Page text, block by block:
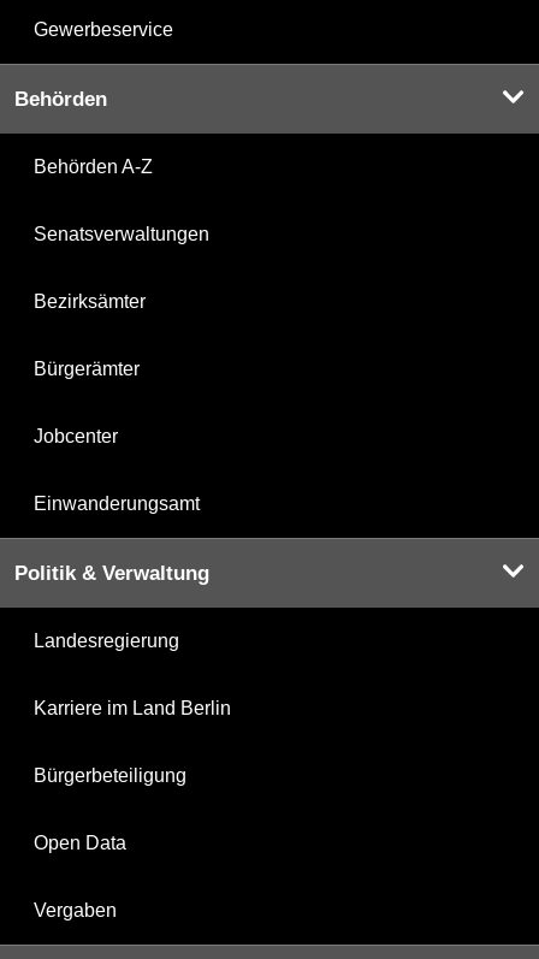
Gewerbeservice
Behörden
Behörden A-Z
Senatsverwaltungen
Bezirksämter
Bürgerämter
Jobcenter
Einwanderungsamt
Politik & Verwaltung
Landesregierung
Karriere im Land Berlin
Bürgerbeteiligung
Open Data
Vergaben